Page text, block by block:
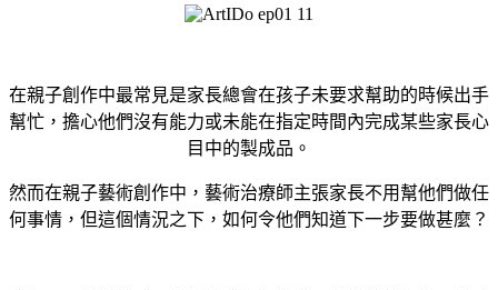
在親子創作中最常見是家長總會在孩子未要求幫助的時候出手
幫忙，擔心他們沒有能力或未能在指定時間內完成某些家長心
目中的製成品。
然而在親子藝術創作中，藝術治療師主張家長不用幫他們做任
何事情，但這個情況之下，如何令他們知道下一步要做甚麼？